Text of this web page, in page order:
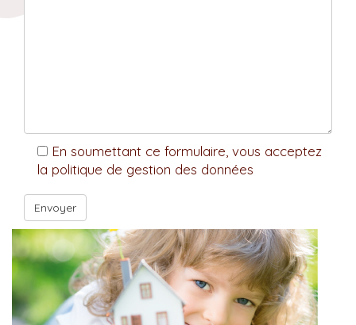
En soumettant ce formulaire, vous acceptez
la politique de gestion des données